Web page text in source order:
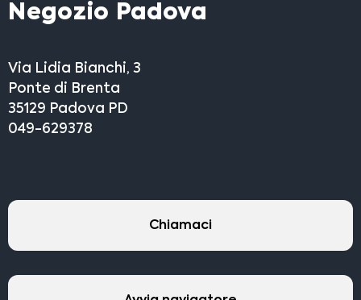
Negozio Padova
Via Lidia Bianchi, 3
Ponte di Brenta
35129 Padova PD
049-629378
Chiamaci